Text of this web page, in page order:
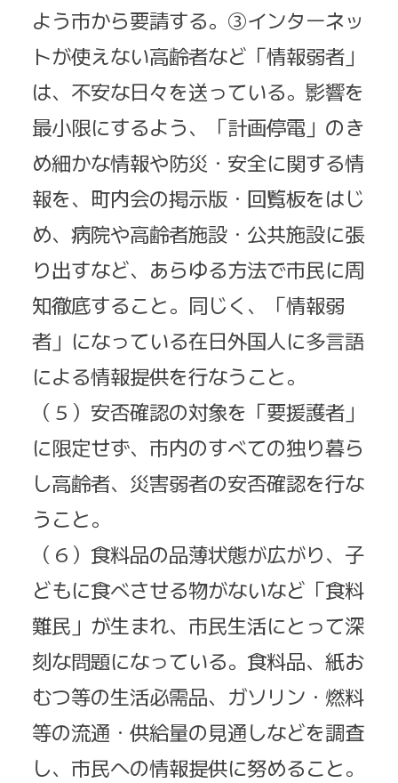
よう市から要請する。③インターネッ
トが使えない高齢者など「情報弱者」
は、不安な日々を送っている。影響を
最小限にするよう、「計画停電」のき
め細かな情報や防災・安全に関する情
報を、町内会の掲示版・回覧板をはじ
め、病院や高齢者施設・公共施設に張
り出すなど、あらゆる方法で市民に周
知徹底すること。同じく、「情報弱
者」になっている在日外国人に多言語
による情報提供を行なうこと。
（５）安否確認の対象を「要援護者」
に限定せず、市内のすべての独り暮ら
し高齢者、災害弱者の安否確認を行な
うこと。
（６）食料品の品薄状態が広がり、子
どもに食べさせる物がないなど「食料
難民」が生まれ、市民生活にとって深
刻な問題になっている。食料品、紙お
むつ等の生活必需品、ガソリン・燃料
等の流通・供給量の見通しなどを調査
し、市民への情報提供に努めること。